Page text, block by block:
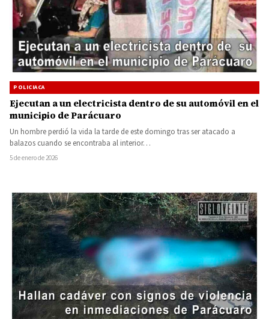
POLICIACA
Ejecutan a un electricista dentro de su automóvil en el
municipio de Parácuaro
Un hombre perdió la vida la tarde de este domingo tras ser atacado a
balazos cuando se encontraba al interior…
5 de enero de 2026